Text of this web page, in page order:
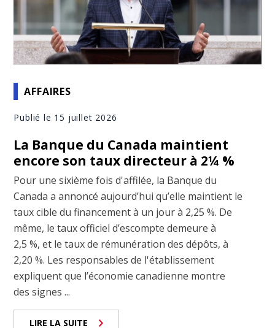
AFFAIRES
Publié le 15 juillet 2026
La Banque du Canada maintient
encore son taux directeur à 2¼ %
Pour une sixième fois d'affilée, la Banque du
Canada a annoncé aujourd’hui qu’elle maintient le
taux cible du financement à un jour à 2,25 %. De
même, le taux officiel d’escompte demeure à
2,5 %, et le taux de rémunération des dépôts, à
2,20 %. Les responsables de l'établissement
expliquent que l’économie canadienne montre
des signes ...
LIRE LA SUITE